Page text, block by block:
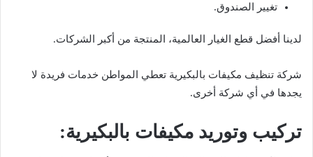
تغيير الصندوق.
لدينا أفضل قطع الغيار العالمية، المنتجة من أكبر الشركات.
شركة تنظيف مكيفات بالبكيرية تعطي المواطن خدمات فريدة لا
يجدها في أي شركة أخرى.
تركيب وتوريد مكيفات بالبكيرية: